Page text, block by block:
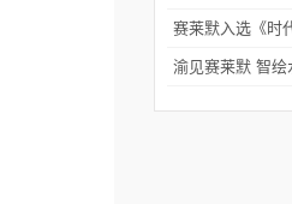
中心展
赛莱默入选《时
“2025全球最佳公
渝见赛莱默 智绘